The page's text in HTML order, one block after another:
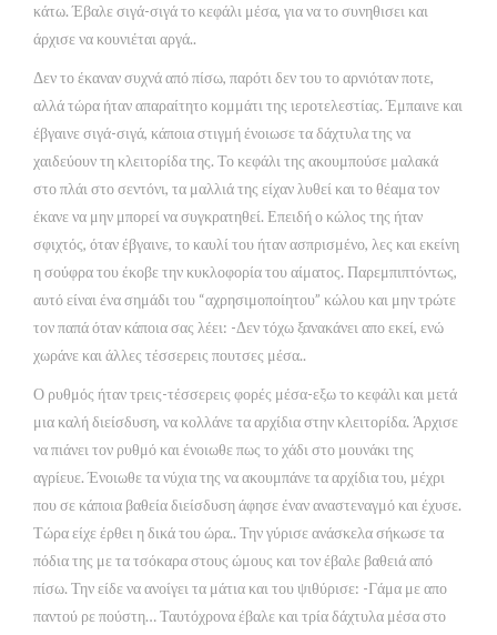
κάτω. Έβαλε σιγά-σιγά το κεφάλι μέσα, για να το συνηθισει και
άρχισε να κουνιέται αργά..
Δεν το έκαναν συχνά από πίσω, παρότι δεν του το αρνιόταν ποτε,
αλλά τώρα ήταν απαραίτητο κομμάτι της ιεροτελεστίας. Έμπαινε και
έβγαινε σιγά-σιγά, κάποια στιγμή ένοιωσε τα δάχτυλα της να
χαιδεύουν τη κλειτορίδα της. Το κεφάλι της ακουμπούσε μαλακά
στο πλάι στο σεντόνι, τα μαλλιά της είχαν λυθεί και το θέαμα τον
έκανε να μην μπορεί να συγκρατηθεί. Επειδή ο κώλος της ήταν
σφιχτός, όταν έβγαινε, το καυλί του ήταν ασπρισμένο, λες και εκείνη
η σούφρα του έκοβε την κυκλοφορία του αίματος. Παρεμπιπτόντως,
αυτό είναι ένα σημάδι του “αχρησιμοποίητου” κώλου και μην τρώτε
τον παπά όταν κάποια σας λέει: -Δεν τόχω ξανακάνει απο εκεί, ενώ
χωράνε και άλλες τέσσερεις πουτσες μέσα..
Ο ρυθμός ήταν τρεις-τέσσερεις φορές μέσα-εξω το κεφάλι και μετά
μια καλή διείσδυση, να κολλάνε τα αρχίδια στην κλειτορίδα. Άρχισε
να πιάνει τον ρυθμό και ένοιωθε πως το χάδι στο μουνάκι της
αγρίευε. Ένοιωθε τα νύχια της να ακουμπάνε τα αρχίδια του, μέχρι
που σε κάποια βαθεία διείσδυση άφησε έναν αναστεναγμό και έχυσε.
Τώρα είχε έρθει η δικά του ώρα.. Την γύρισε ανάσκελα σήκωσε τα
πόδια της με τα τσόκαρα στους ώμους και τον έβαλε βαθειά από
πίσω. Την είδε να ανοίγει τα μάτια και του ψιθύρισε: -Γάμα με απο
παντού ρε πούστη… Ταυτόχρονα έβαλε και τρία δάχτυλα μέσα στο